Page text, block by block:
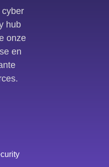
cyber
hub
onze
en